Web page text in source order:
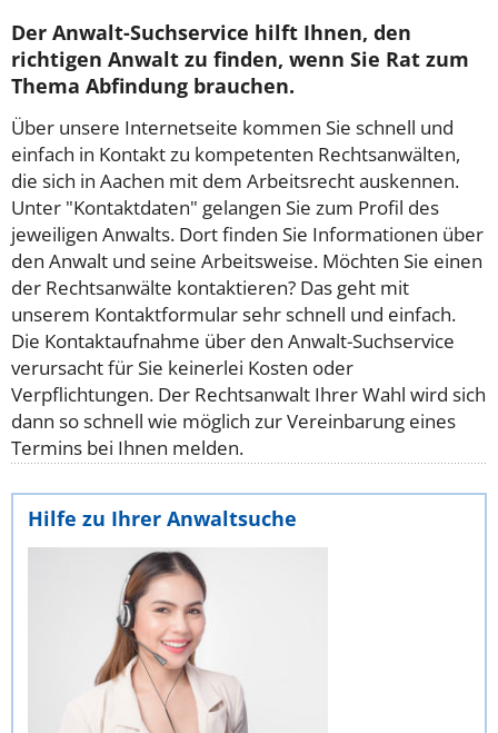
Der Anwalt-Suchservice hilft Ihnen, den
richtigen Anwalt zu finden, wenn Sie Rat zum
Thema Abfindung brauchen.
Über unsere Internetseite kommen Sie schnell und
einfach in Kontakt zu kompetenten Rechtsanwälten,
die sich in Aachen mit dem Arbeitsrecht auskennen.
Unter "Kontaktdaten" gelangen Sie zum Profil des
jeweiligen Anwalts. Dort finden Sie Informationen über
den Anwalt und seine Arbeitsweise. Möchten Sie einen
der Rechtsanwälte kontaktieren? Das geht mit
unserem Kontaktformular sehr schnell und einfach.
Die Kontaktaufnahme über den Anwalt-Suchservice
verursacht für Sie keinerlei Kosten oder
Verpflichtungen. Der Rechtsanwalt Ihrer Wahl wird sich
dann so schnell wie möglich zur Vereinbarung eines
Termins bei Ihnen melden.
Hilfe zu Ihrer Anwaltsuche